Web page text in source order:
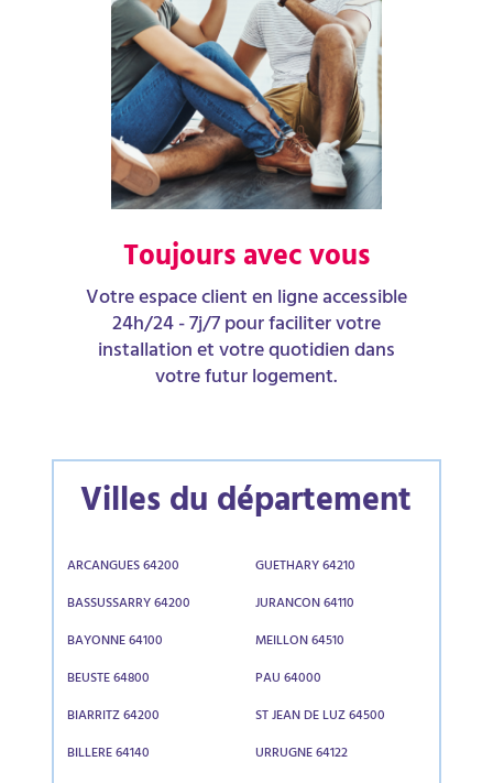
Toujours avec vous
Votre espace client en ligne accessible
24h/24 - 7j/7 pour faciliter votre
installation et votre quotidien dans
votre futur logement.
Villes du département
ARCANGUES 64200
BASSUSSARRY 64200
BAYONNE 64100
BEUSTE 64800
BIARRITZ 64200
BILLERE 64140
GUETHARY 64210
JURANCON 64110
MEILLON 64510
PAU 64000
ST JEAN DE LUZ 64500
URRUGNE 64122